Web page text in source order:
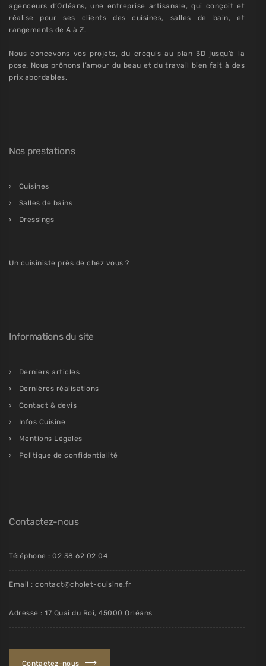
agenceurs d’Orléans, une entreprise artisanale, qui conçoit et
réalise pour ses clients des cuisines, salles de bain, et
rangements de A à Z.
Nous concevons vos projets, du croquis au plan 3D jusqu’à la
pose. Nous prônons l’amour du beau et du travail bien fait à des
prix abordables.
Nos prestations
Cuisines
Salles de bains
Dressings
Un cuisiniste près de chez vous ?
Informations du site
Derniers articles
Dernières réalisations
Contact & devis
Infos Cuisine
Mentions Légales
Politique de confidentialité
Contactez-nous
Téléphone : 02 38 62 02 04
Email : contact@cholet-cuisine.fr
Adresse : 17 Quai du Roi, 45000 Orléans
Contactez-nous